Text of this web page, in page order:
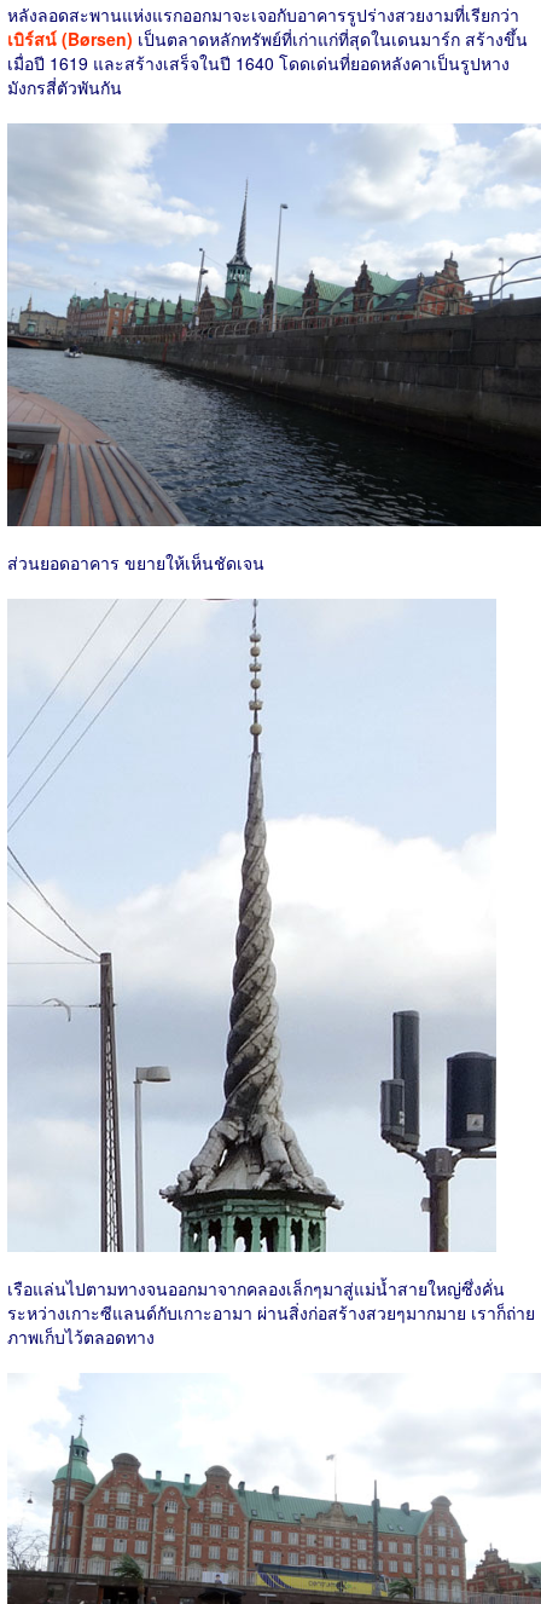
หลังลอดสะพานแห่งแรกออกมาจะเจอกับอาคารรูปร่างสวยงามที่เรียกว่า
เบิร์สน์ (Børsen) เป็นตลาดหลักทรัพย์ที่เก่าแก่ที่สุดในเดนมาร์ก สร้างขึ้น
เมื่อปี 1619 และสร้างเสร็จในปี 1640 โดดเด่นที่ยอดหลังคาเป็นรูปหาง
มังกรสี่ตัวพันกัน
ส่วนยอดอาคาร ขยายให้เห็นชัดเจน
เรือแล่นไปตามทางจนออกมาจากคลองเล็กๆมาสู่แม่น้ำสายใหญ่ซึ่งคั่น
ระหว่างเกาะซีแลนด์กับเกาะอามา ผ่านสิ่งก่อสร้างสวยๆมากมาย เราก็ถ่าย
ภาพเก็บไว้ตลอดทาง